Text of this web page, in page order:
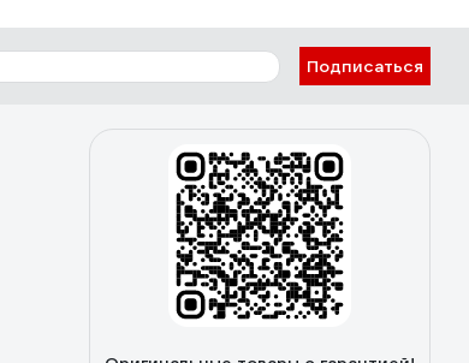
Подписаться